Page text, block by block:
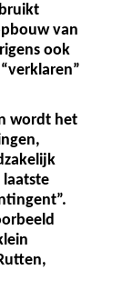
van
ook
wordt het
laatste